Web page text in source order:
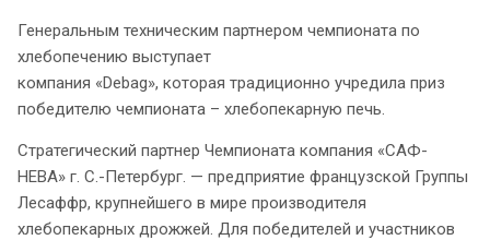
Генеральным техническим партнером чемпионата по
хлебопечению выступает
компания «Debag», которая традиционно учредила приз
победителю чемпионата – хлебопекарную печь.
Стратегический партнер Чемпионата компания «САФ-
НЕВА» г. С.-Петербург. — предприятие французской Группы
Лесаффр, крупнейшего в мире производителя
хлебопекарных дрожжей. Для победителей и участников